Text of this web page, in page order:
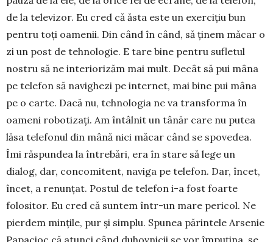
de la televi­zor. Eu cred că ăsta este un exercițiu bun
pentru toți oamenii. Din când în când, să ținem măcar o
zi un post de teh­nologie. E tare bine pentru sufletul
nostru să ne interiorizăm mai mult. Decât să pui mâna
pe telefon să navighezi pe internet, mai bine pui mâna
pe o carte. Dacă nu, teh­no­logia ne va transforma în
oameni ro­botizați. Am întâlnit un tânăr care nu putea
lăsa telefonul din mână nici măcar când se spovedea.
Îmi răspundea la întrebări, era în stare să lege un
dialog, dar, concomitent, naviga pe telefon. Dar, încet,
încet, a renun­țat. Postul de tele­fon i-a fost foarte
folositor. Eu cred că sun­tem într-un mare pericol. Ne
pierdem minți­le, pur și simplu. Spunea pă­rintele Arsenie